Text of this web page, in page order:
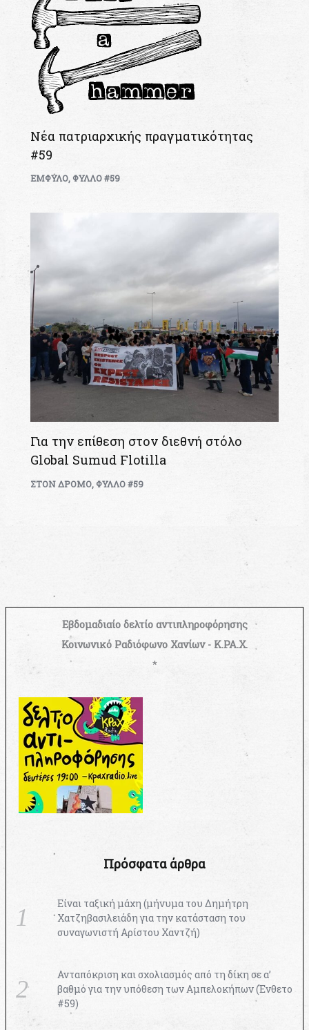
Νέα πατριαρχικής πραγματικότητας
#59
ΕΜΦΥΛΟ, ΦΥΛΛΟ #59
Για την επίθεση στον διεθνή στόλο
Global Sumud Flotilla
ΣΤΟΝ ΔΡΟΜΟ, ΦΥΛΛΟ #59
Εβδομαδιαίο δελτίο αντιπληροφόρησης
Κοινωνικό Ραδιόφωνο Χανίων - Κ.ΡΑ.Χ.
*
Πρόσφατα άρθρα
Είναι ταξική μάχη (μήνυμα του Δημήτρη
Χατζηβασιλειάδη για την κατάσταση του
συναγωνιστή Αρίστου Χαντζή)
Ανταπόκριση και σχολιασμός από τη δίκη σε α’
βαθμό για την υπόθεση των Αμπελοκήπων (Ένθετο
#59)